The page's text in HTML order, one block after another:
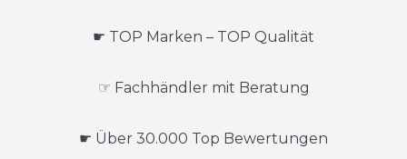
☛ TOP Marken – TOP Qualität
☞ Fachhändler mit Beratung
☛ Über 30.000 Top Bewertungen